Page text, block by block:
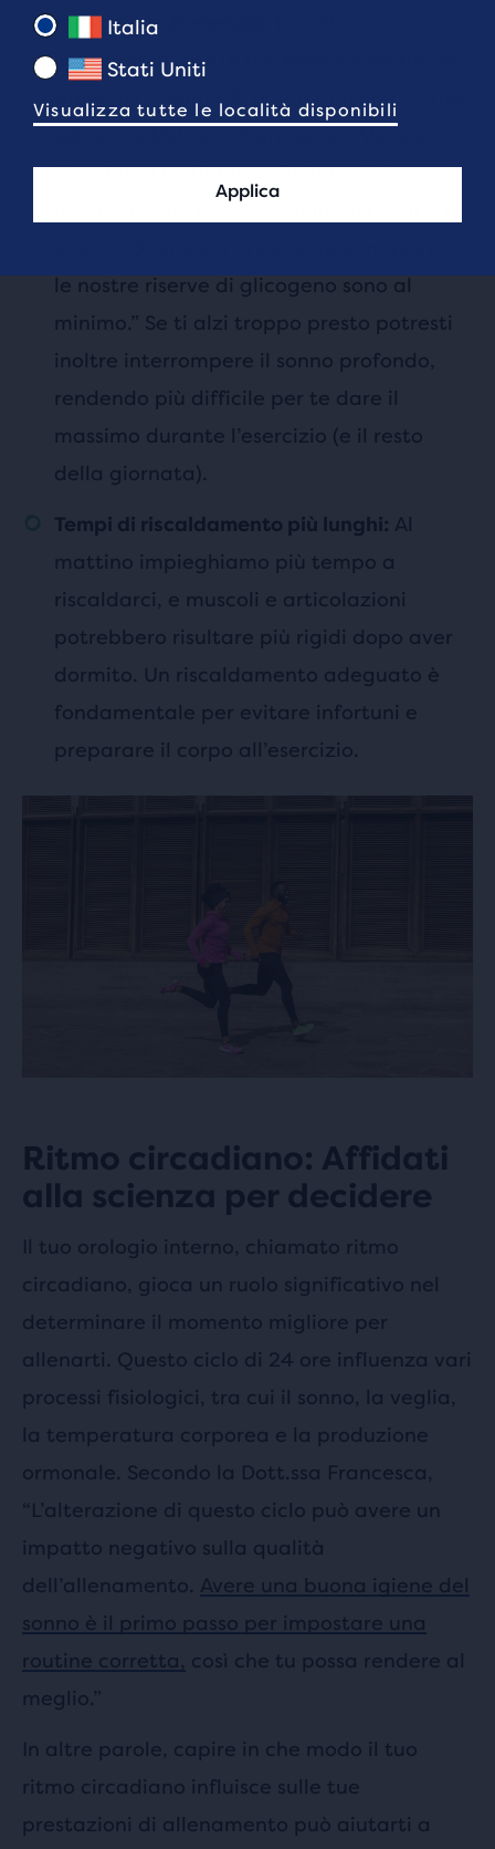
Mancanza di energia:
improbabile che le tue prestazioni fisiche
siano al massimo di prima mattina, come
dormiamo restiamo a digiuno, dal
le nostre riserve di glicogeno sono al
minimo.” Se ti alzi troppo presto potresti
inoltre interrompere il sonno profondo,
rendendo più difficile per te dare il
massimo durante l’esercizio (e il resto
della giornata).
Tempi di riscaldamento più lunghi: Al
mattino impieghiamo più tempo a
riscaldarci, e muscoli e articolazioni
potrebbero risultare più rigidi dopo aver
dormito. Un riscaldamento adeguato è
fondamentale per evitare infortuni e
preparare il corpo all’esercizio.
Ritmo circadiano: Affidati
alla scienza per decidere
Il tuo orologio interno, chiamato ritmo
circadiano, gioca un ruolo significativo nel
determinare il momento migliore per
allenarti. Questo ciclo di 24 ore influenza vari
processi fisiologici, tra cui il sonno, la veglia,
la temperatura corporea e la produzione
ormonale. Secondo la Dott.ssa Francesca,
“L’alterazione di questo ciclo può avere un
impatto negativo sulla qualità
dell’allenamento. Avere una buona igiene del
sonno è il primo passo per impostare una
routine corretta, così che tu possa rendere al
meglio.”
In altre parole, capire in che modo il tuo
ritmo circadiano influisce sulle tue
prestazioni di allenamento può aiutarti a
Italia
Stati Uniti
Visualizza tutte le località disponibili
Applica